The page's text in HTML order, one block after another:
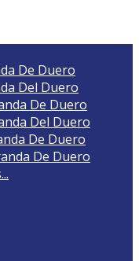
De Duero
Del Duero
De Duero
Del Duero
De Duero
De Duero